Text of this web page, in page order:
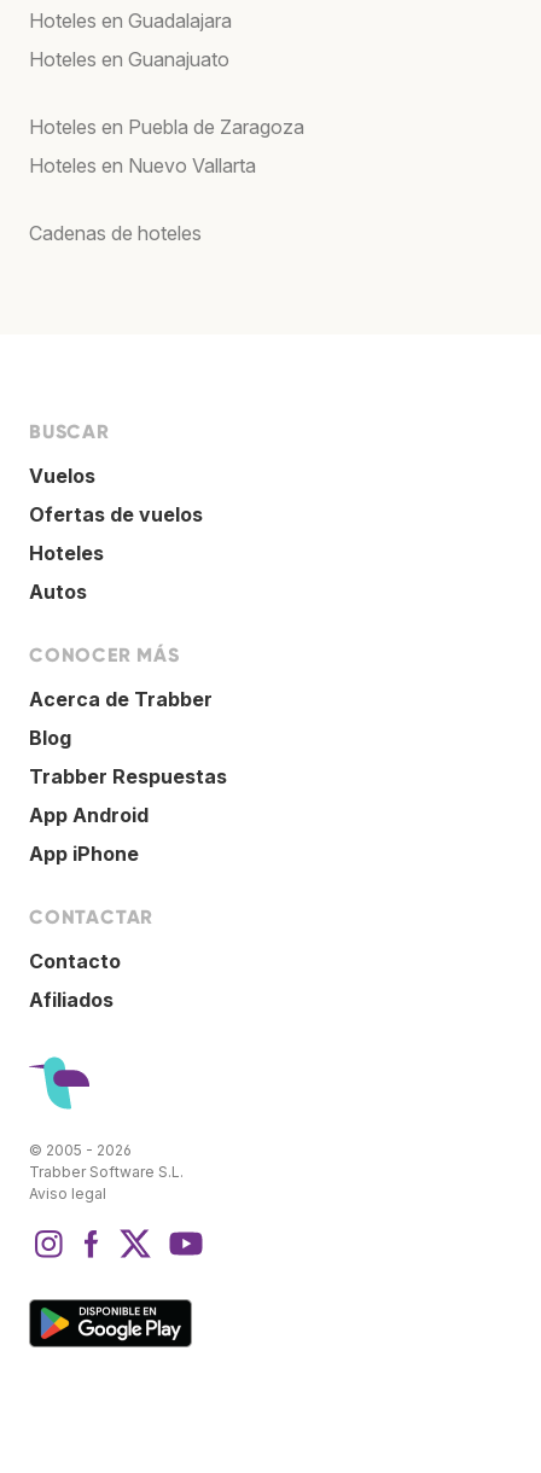
Hoteles en Guadalajara
Hoteles en Guanajuato
Hoteles en Puebla de Zaragoza
Hoteles en Nuevo Vallarta
Cadenas de hoteles
BUSCAR
Vuelos
Ofertas de vuelos
Hoteles
Autos
CONOCER MÁS
Acerca de Trabber
Blog
Trabber Respuestas
App Android
App iPhone
CONTACTAR
Contacto
Afiliados
© 2005 - 2026
Trabber Software S.L.
Aviso legal